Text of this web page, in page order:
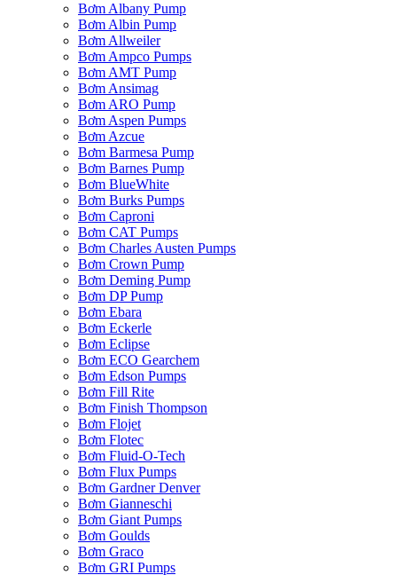
Bơm Albany Pump
Bơm Albin Pump
Bơm Allweiler
Bơm Ampco Pumps
Bơm AMT Pump
Bơm Ansimag
Bơm ARO Pump
Bơm Aspen Pumps
Bơm Azcue
Bơm Barmesa Pump
Bơm Barnes Pump
Bơm BlueWhite
Bơm Burks Pumps
Bơm Caproni
Bơm CAT Pumps
Bơm Charles Austen Pumps
Bơm Crown Pump
Bơm Deming Pump
Bơm DP Pump
Bơm Ebara
Bơm Eckerle
Bơm Eclipse
Bơm ECO Gearchem
Bơm Edson Pumps
Bơm Fill Rite
Bơm Finish Thompson
Bơm Flojet
Bơm Flotec
Bơm Fluid-O-Tech
Bơm Flux Pumps
Bơm Gardner Denver
Bơm Gianneschi
Bơm Giant Pumps
Bơm Goulds
Bơm Graco
Bơm GRI Pumps